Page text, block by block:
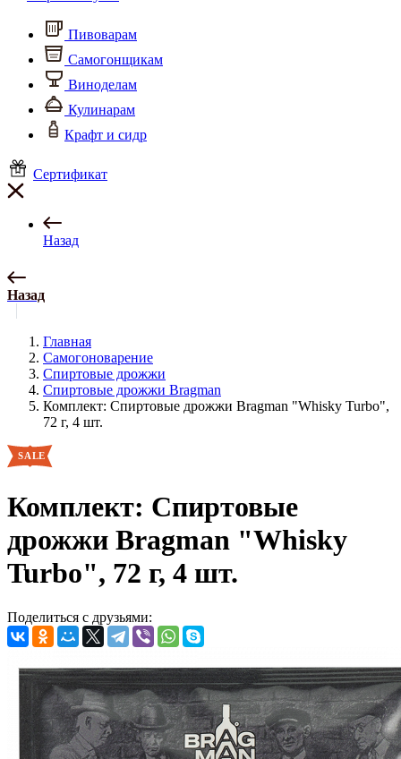
Пивоварам
Самогонщикам
Виноделам
Кулинарам
Крафт и сидр
Сертификат
Назад
Назад
Главная
Самогоноварение
Спиртовые дрожжи
Спиртовые дрожжи Bragman
Комплект: Спиртовые дрожжи Bragman "Whisky Turbo",
72 г, 4 шт.
Комплект: Спиртовые
дрожжи Bragman "Whisky
Turbo", 72 г, 4 шт.
Поделиться с друзьями: